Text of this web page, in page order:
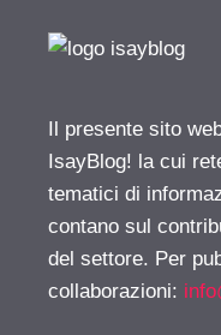
Il presente sito
IsayBlog! la cui
tematici di
contano sul
del settore. Per
collaborazioni: